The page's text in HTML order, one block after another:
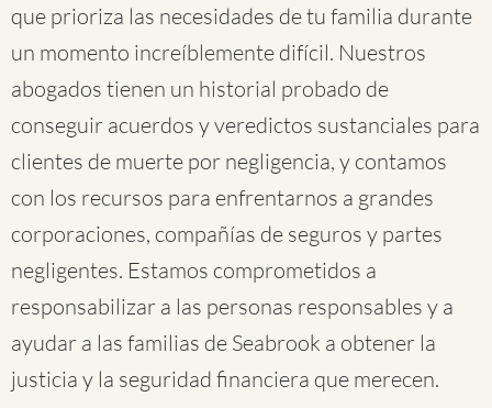
que prioriza las necesidades de tu familia durante
un momento increíblemente difícil. Nuestros
abogados tienen un historial probado de
conseguir acuerdos y veredictos sustanciales para
clientes de muerte por negligencia, y contamos
con los recursos para enfrentarnos a grandes
corporaciones, compañías de seguros y partes
negligentes. Estamos comprometidos a
responsabilizar a las personas responsables y a
ayudar a las familias de Seabrook a obtener la
justicia y la seguridad financiera que merecen.